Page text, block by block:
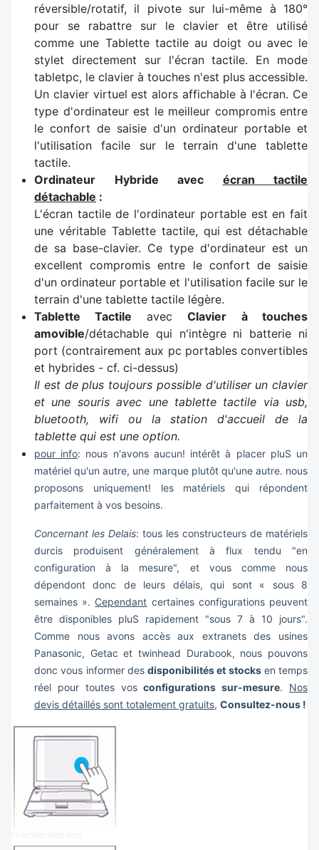
réversible/rotatif, il pivote sur lui-même à 180°
pour se rabattre sur le clavier et être utilisé
comme une Tablette tactile au doigt ou avec le
stylet directement sur l'écran tactile. En mode
tabletpc, le clavier à touches n'est plus accessible.
Un clavier virtuel est alors affichable à l'écran. Ce
type d'ordinateur est le meilleur compromis entre
le confort de saisie d'un ordinateur portable et
l'utilisation facile sur le terrain d'une tablette
tactile.
Ordinateur Hybride avec écran tactile
détachable :
L'écran tactile de l'ordinateur portable est en fait
une véritable Tablette tactile, qui est détachable
de sa base-clavier. Ce type d'ordinateur est un
excellent compromis entre le confort de saisie
d'un ordinateur portable et l'utilisation facile sur le
terrain d'une tablette tactile légère.
Tablette Tactile avecClavier à touches
amovible/détachable qui n'intègre ni batterie ni
port (contrairement aux pc portables convertibles
et hybrides - cf. ci-dessus)
Il est de plus toujours possible d'utiliser un clavier
et une souris avec une tablette tactile via usb,
bluetooth, wifi ou la station d'accueil de la
tablette qui est une option.
pour info: nous n'avons aucun! intérêt à placer pluS un
matériel qu'un autre, une marque plutôt qu'une autre. nous
proposons uniquement! les matériels qui répondent
parfaitement à vos besoins.
Concernant les Delais: tous les constructeurs de matériels
durcis produisent généralement à flux tendu "en
configuration à la mesure", et vous comme nous
dépendont donc de leurs délais, qui sont « sous 8
semaines ». Cependant certaines configurations peuvent
être disponibles pluS rapidement "sous 7 à 10 jours".
Comme nous avons accès aux extranets des usines
Panasonic, Getac et twinhead Durabook, nous pouvons
donc vous informer des disponibilités et stocksen temps
réel pour toutes vosconfigurations sur-mesure. Nos
devis détaillés sont totalement gratuits, Consultez-nous !